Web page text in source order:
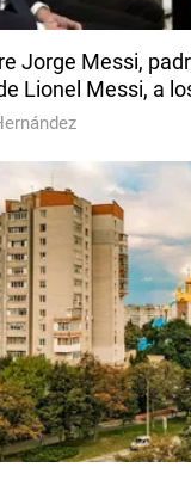
Jorge Messi,
Lionel Messi, a